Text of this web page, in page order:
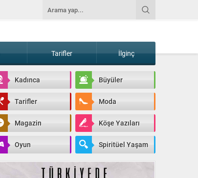
Tarifler İlginç
Kadınca Büyüler
Tarifler Moda
Magazin Köşe Yazıları
Oyun Spiritüel Yaşam